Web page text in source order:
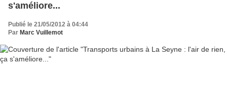
s'améliore...
Publié le 21/05/2012 à 04:44
Par Marc Vuillemot